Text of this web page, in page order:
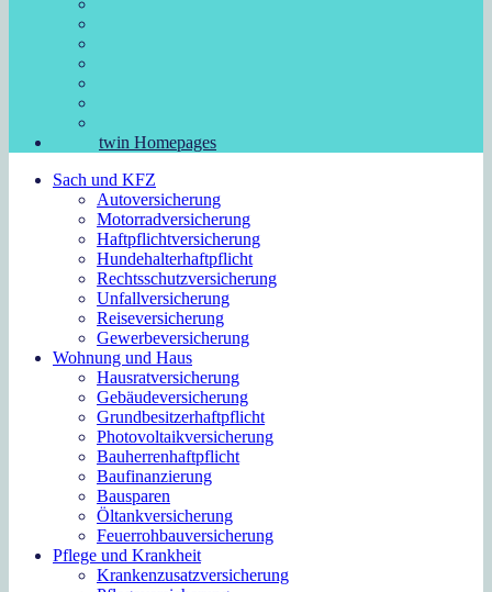
twin Homepages
Sach und KFZ
Autoversicherung
Motorradversicherung
Haftpflichtversicherung
Hundehalterhaftpflicht
Rechtsschutzversicherung
Unfallversicherung
Reiseversicherung
Gewerbeversicherung
Wohnung und Haus
Hausratversicherung
Gebäudeversicherung
Grundbesitzerhaftpflicht
Photovoltaikversicherung
Bauherrenhaftpflicht
Baufinanzierung
Bausparen
Öltankversicherung
Feuerrohbauversicherung
Pflege und Krankheit
Krankenzusatzversicherung